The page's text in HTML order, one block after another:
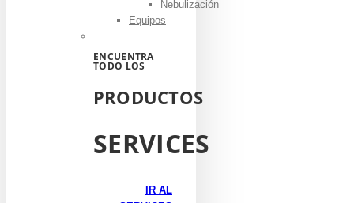
Nebulización
Equipos
ENCUENTRA
TODO LOS
PRODUCTOS
SERVICES
IR AL